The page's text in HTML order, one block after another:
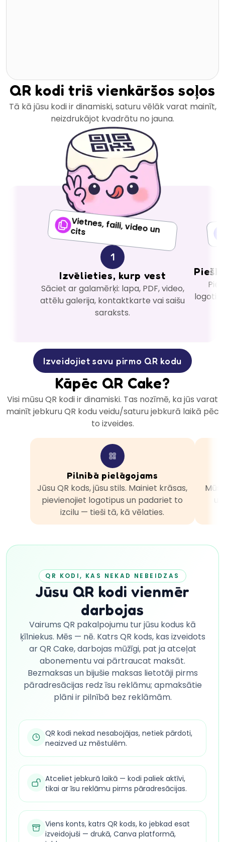
QR kodi trīs vienkāršos soļos
Tā kā jūsu kodi ir dinamiski, saturu vēlāk varat mainīt,
neizdrukājot kvadrātu no jauna.
Vietnes, faili, video un cits
1
Izvēlieties, kurp vest
Sāciet ar galamērķi: lapa, PDF, video,
attēlu galerija, kontaktkarte vai saišu
saraksts.
Izveidojiet savu pirmo QR kodu
Kāpēc QR Cake?
Visi mūsu QR kodi ir dinamiski. Tas nozīmē, ka jūs varat
mainīt jebkuru QR kodu veidu/saturu jebkurā laikā pēc
to izveides.
Pilnībā pielāgojams
Jūsu QR kods, jūsu stils. Mainiet krāsas,
pievienojiet logotipus un padariet to
izcilu — tieši tā, kā vēlaties.
QR KODI, KAS NEKAD NEBEIDZAS
Jūsu QR kodi vienmēr
darbojas
Vairums QR pakalpojumu tur jūsu kodus kā
ķīlniekus. Mēs — nē. Katrs QR kods, kas izveidots
ar QR Cake, darbojas mūžīgi, pat ja atceļat
abonementu vai pārtraucat maksāt.
Bezmaksas un bijušie maksas lietotāji pirms
pāradresācijas redz īsu reklāmu; apmaksātie
plāni ir pilnībā bez reklāmām.
QR kodi nekad nesabojājas, netiek pārdoti,
neaizved uz mēstulēm.
Atceliet jebkurā laikā — kodi paliek aktīvi,
tikai ar īsu reklāmu pirms pāradresācijas.
Viens konts, katrs QR kods, ko jebkad esat
izveidojuši — drukā, Canva platformā,